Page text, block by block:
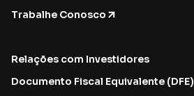
Trabalhe Conosco
Relações com Investidores
Documento Fiscal Equivalente (DFE)